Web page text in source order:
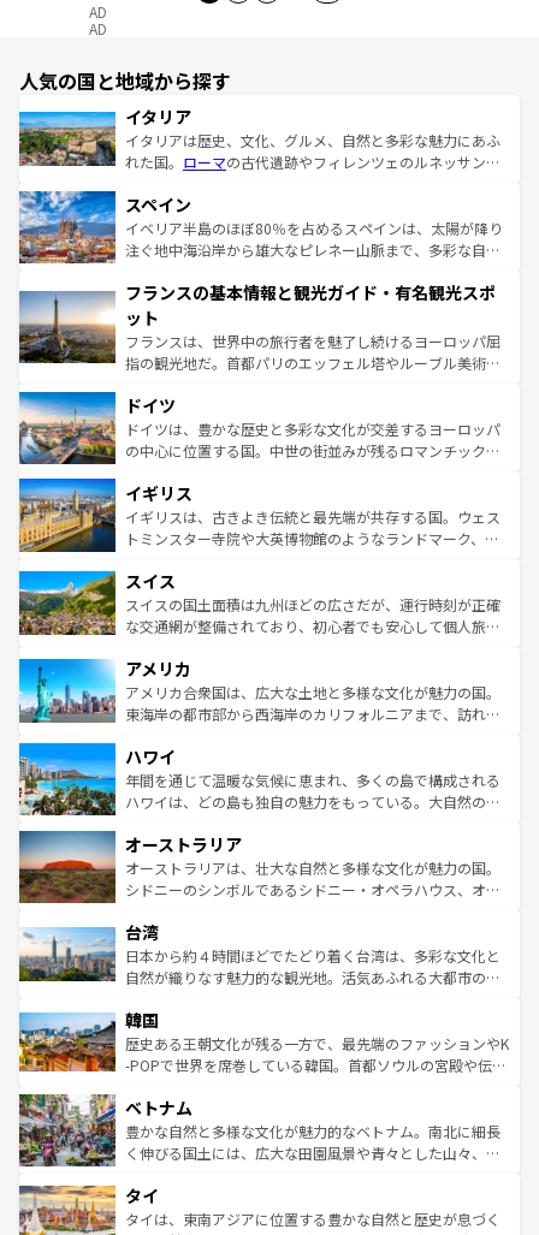
AD
AD
人気の国と地域から探す
イタリア
イタリアは歴史、文化、グルメ、自然と多彩な魅力にあふ
れた国。 ローマの古代遺跡やフィレンツェのルネッサンス
ろん、トスカーナの美しい田園風景やアマルフィ海岸の絶
景など、自然景観も見逃せない。観光の合間には、本場の
ピザやパスタなど、絶品のイタリア料理を堪能することも
ませてくれるイタリアで、忘れられない旅をしてみよう！
なお、新着のイタリア情報は
しい。
スペイン
イベリア半島のほぼ80％を占めるスペインは、太陽が降り
注ぐ地中海沿岸から雄大なピレネー山脈まで、多彩な自然
文化が根付くこの国では、情熱的なフラメンコ、熱気あふ
れる闘牛、そして美味しいタパスが生活の一部となってい
る。首都マドリードの洗練された雰囲気や、バルセロナの
アートに溢れた街角から、地方では古代ローマ遺跡や中世
せる。地方によって風土や気候が異なるスペインはその個
性で訪れる人を魅了する。 なお、新着のスペイン情報は コ
ンテンツ一覧を参照してほしい。
フランスの基本情報と観光ガイド・有名観光スポ
ット
フランスは、世界中の旅行者を魅了し続けるヨーロッパ屈
指の観光地だ。首都パリのエッフェル塔やルーブル美術館
で、幅広い魅力が詰まっている。華麗な宮殿、歴史的な大
聖堂、美しいビーチ、そして豊かな自然が、訪れる者を心
から魅了する。また、フランスは美食の国としても知ら
いる。シャンパンの発祥地であるランス、プロヴァンスの
香り高いラベンダー畑など、多彩な楽しみ方が可能だ。さ
らに、パリ以外の地域にも魅力が溢れており、どの街角に
れる地方に足を運ぶとそれぞれで全く異なる文化を体験で
きるだろう。 なお、新着のフランス情報はコンテンツ一覧
を参照してほしい。
ドイツ
ドイツは、豊かな歴史と多彩な文化が交差するヨーロッパ
の中心に位置する国。中世の街並みが残るロマンチック街
顔を持つこの国は、どこを歩いても飽きることがない。ベ
ルリンの文化的活気、バイエルン州のアルプスの絶景、そ
してライン川沿いのワイン畑といった風景は必見。ビール
は、お酒好きな人にはぜひ体験してほしい。 なお、新着の
ドイツ情報はコンテンツ一覧を参照してほしい。
イギリス
イギリスは、古きよき伝統と最先端が共存する国。ウェス
トミンスター寺院や大英博物館のようなランドマーク、歴
リアごとに異なる魅力がある。また、優雅なアフタヌーン
ティー、ビール好きにはたまらない英国パブ、サッカー観
戦など、本場だからこそできる体験も豊富。イギリスを旅
ンツ一覧を参照してほしい。
スイス
スイスの国土面積は九州ほどの広さだが、運行時刻が正確
な交通網が整備されており、初心者でも安心して個人旅行
の建物がそのまま残る町や、スイスならではのユニークな
博物館もあり、アルプス観光だけでなく町歩きも満喫する
ことができる。国民の所得が高いため物価も高いが、旅行
ば市内交通費無料で観光を楽しむこともできる。 なお、新
着のスイス情報はコンテンツ一覧 を参照してほしい。
アメリカ
アメリカ合衆国は、広大な土地と多様な文化が魅力の国。
東海岸の都市部から西海岸のカリフォルニアまで、訪れる
のような巨大都市は、観光、ショッピング、エンターテイ
ンメントが詰まった刺激的なスポットだ。一方、アメリカ
西部には大自然が広がり、グランドキャニオンやイエロー
部のニューオーリンズでは、音楽と美食が融合した独特の
文化が魅力。旅行者はアメリカの各地域で異なる魅力を楽
しみながら、その多様性と豊かな歴史を感じることができ
ならではの贅沢な旅のスタイルだ。 なお、新着のアメリカ
情報はコンテンツ一覧を参照してほしい。
ハワイ
年間を通じて温暖な気候に恵まれ、多くの島で構成される
ハワイは、どの島も独自の魅力をもっている。大自然の神
ワイ島は見逃せない。また、定番の観光地といえばオアフ
島だが、静かな自然を求めるならマウイ島やカウアイ島が
おすすめ。エメラルドグリーンに輝く海をはじめ、豊かな
れるおもてなしの心で訪れる人々を迎えてくれるハワイの
人々、おいしいローカルフードやハワイアンミュージッ
ク、伝統的なフラダンスなど、すべてがハワイの魅力を彩
ワイを、存分に味わってほしい。 なお、新着のハワイ情報
はコンテンツ一覧を参照してほしい。
オーストラリア
オーストラリアは、壮大な自然と多様な文化が魅力の国。
シドニーのシンボルであるシドニー・オペラハウス、オー
リアリーフや大陸中央部にそびえるウルル（エアーズロッ
ク）、タスマニアの美しい原生林やケアンズの熱帯雨林な
ど、見どころがたくさん。また、カフェやワイン、オージ
いる。アクティビティも充実しており、サーフィンやダイ
ビング、ハイキングなど、アウトドア好きにはたまらな
い。オーストラリアの多彩な魅力を存分に味わいつくそ
参照してほしい。
台湾
日本から約４時間ほどでたどり着く台湾は、多彩な文化と
自然が織りなす魅力的な観光地。活気あふれる大都市の台
ン）、静ひつな山岳地帯である台湾東部など、都市の喧騒
と山間の静けさが共存しており、訪れる人に新しい発見と
驚きをもたらしてくれる。また、奥深い台湾の食文化も魅
容にもいいと評判のスイーツなど、バラエティ豊かな料理
が味わえる。 なお、新着の台湾情報は コンテンツ一覧を参
照してほしい。
韓国
歴史ある王朝文化が残る一方で、最先端のファッションやK
-POPで世界を席巻している韓国。首都ソウルの宮殿や伝統
き、地方に足を延ばせば四季折々の自然美を楽しむことが
できる。そして、キムチや焼肉、絶品のストリートフード
まで、さまざまな韓国料理が待っている。夜には、韓国な
リティに包まれながら、韓国の多彩な魅力を心ゆくまで味
わってみてほしい。 なお、新着の韓国情報はコンテンツ一
ベトナム
豊かな自然と多様な文化が魅力的なベトナム。南北に細長
く伸びる国土には、広大な田園風景や青々とした山々、世
急速な発展と共に伝統が息づく。ハノイの古い町並みやホ
ーチミン市のフランス統治時代の建物も、独特の雰囲気を
タイ
タイは、東南アジアに位置する豊かな自然と歴史が息づく